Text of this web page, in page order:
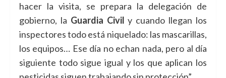
hacer la visita, se prepara la delegación de
gobierno, la Guardia Civil y cuando llegan los
inspectores todo está niquelado: las mascarillas,
los equipos… Ese día no echan nada, pero al día
siguiente todo sigue igual y los que aplican los